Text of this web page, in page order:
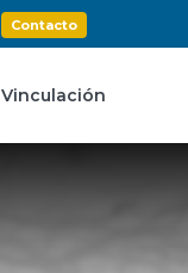
Contacto
Vinculación